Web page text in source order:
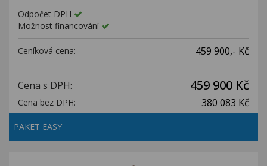
Odpočet DPH
Možnost financování
Ceníková cena: 459 900,- Kč
Cena s DPH: 459 900 Kč
Cena bez DPH: 380 083 Kč
PAKET EASY